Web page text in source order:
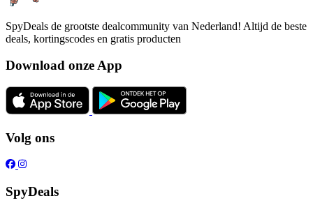
SpyDeals de grootste dealcommunity van Nederland! Altijd de beste
deals, kortingscodes en gratis producten
Download onze App
Volg ons
SpyDeals